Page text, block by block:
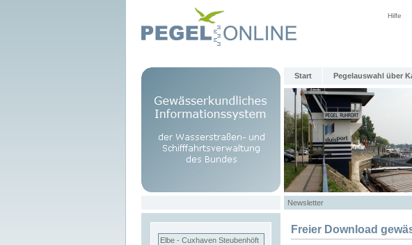
Hilfe
Start Pegelauswahl über
Newsletter
Elbe - Cuxhaven Steubenhöft
Freier Download